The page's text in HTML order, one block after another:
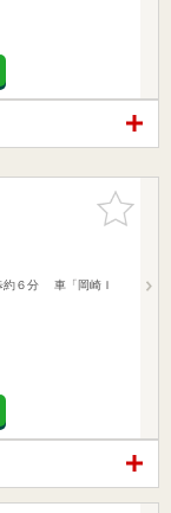
お気に入
りに追加
約６分 車「岡崎Ｉ